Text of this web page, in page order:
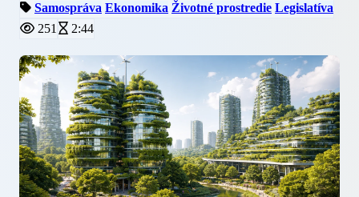
Samospráva Ekonomika Životné prostredie Legislatíva
251
2:44